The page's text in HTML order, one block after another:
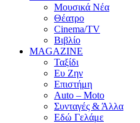
Μουσικά Νέα
Θέατρο
Cinema/TV
Βιβλίο
MAGAZINE
Ταξίδι
Ευ Ζην
Επιστήμη
Auto – Moto
Συνταγές & Άλλα
Εδώ Γελάμε